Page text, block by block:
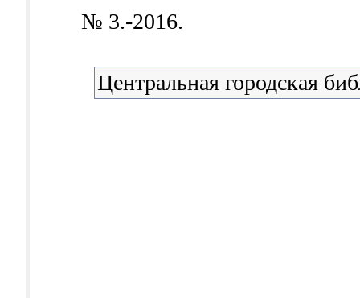
№ 3.-2016.
Центральная городская